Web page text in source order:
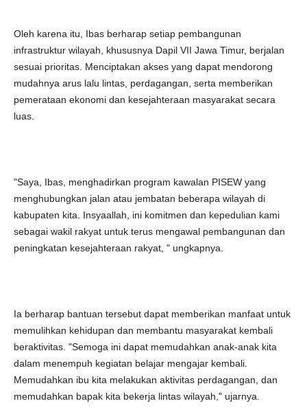
Oleh karena itu, Ibas berharap setiap pembangunan
infrastruktur wilayah, khususnya Dapil VII Jawa Timur, berjalan
sesuai prioritas. Menciptakan akses yang dapat mendorong
mudahnya arus lalu lintas, perdagangan, serta memberikan
pemerataan ekonomi dan kesejahteraan masyarakat secara
luas.
"Saya, Ibas, menghadirkan program kawalan PISEW yang
menghubungkan jalan atau jembatan beberapa wilayah di
kabupaten kita. Insyaallah, ini komitmen dan kepedulian kami
sebagai wakil rakyat untuk terus mengawal pembangunan dan
peningkatan kesejahteraan rakyat, " ungkapnya.
Ia berharap bantuan tersebut dapat memberikan manfaat untuk
memulihkan kehidupan dan membantu masyarakat kembali
beraktivitas. "Semoga ini dapat memudahkan anak-anak kita
dalam menempuh kegiatan belajar mengajar kembali.
Memudahkan ibu kita melakukan aktivitas perdagangan, dan
memudahkan bapak kita bekerja lintas wilayah," ujarnya.